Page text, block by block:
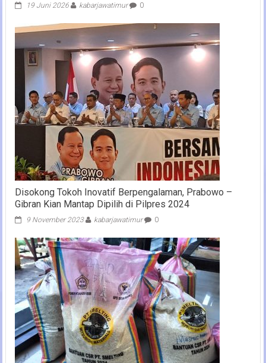
19 Juni 2026 kabarjawatimur 0
Disokong Tokoh Inovatif Berpengalaman, Prabowo –
Gibran Kian Mantap Dipilih di Pilpres 2024
9 November 2023 kabarjawatimur 0